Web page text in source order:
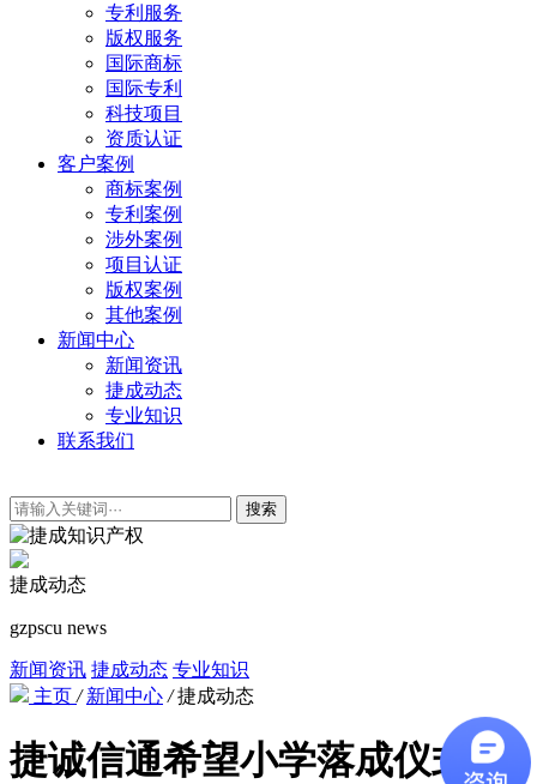
专利服务
版权服务
国际商标
国际专利
科技项目
资质认证
客户案例
商标案例
专利案例
涉外案例
项目认证
版权案例
其他案例
新闻中心
新闻资讯
捷成动态
专业知识
联系我们
搜索
捷成动态
gzpscu news
新闻资讯 捷成动态 专业知识
主页 / 新闻中心 / 捷成动态
捷诚信通希望小学落成仪式